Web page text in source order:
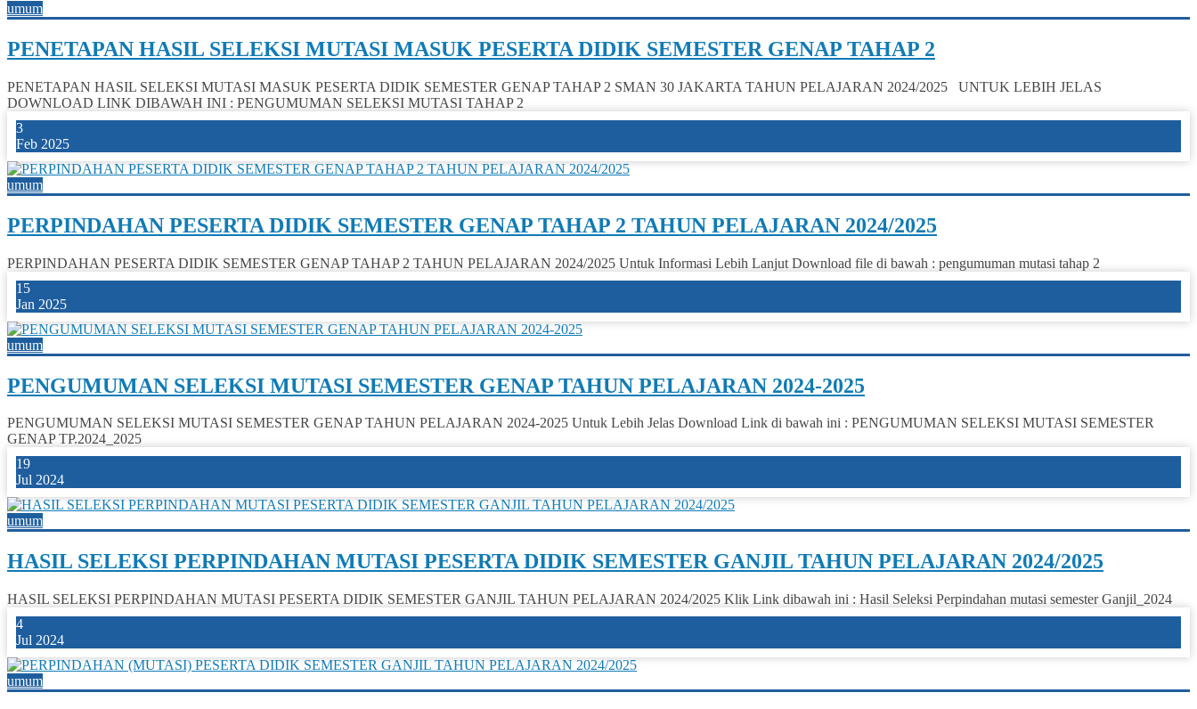
umum
PENETAPAN HASIL SELEKSI MUTASI MASUK PESERTA DIDIK SEMESTER GENAP TAHAP 2
PENETAPAN HASIL SELEKSI MUTASI MASUK PESERTA DIDIK SEMESTER GENAP TAHAP 2 SMAN 30 JAKARTA TAHUN PELAJARAN 2024/2025 UNTUK LEBIH JELAS
DOWNLOAD LINK DIBAWAH INI : PENGUMUMAN SELEKSI MUTASI TAHAP 2
3
Feb 2025
umum
PERPINDAHAN PESERTA DIDIK SEMESTER GENAP TAHAP 2 TAHUN PELAJARAN 2024/2025
PERPINDAHAN PESERTA DIDIK SEMESTER GENAP TAHAP 2 TAHUN PELAJARAN 2024/2025 Untuk Informasi Lebih Lanjut Download file di bawah : pengumuman mutasi tahap 2
15
Jan 2025
umum
PENGUMUMAN SELEKSI MUTASI SEMESTER GENAP TAHUN PELAJARAN 2024-2025
PENGUMUMAN SELEKSI MUTASI SEMESTER GENAP TAHUN PELAJARAN 2024-2025 Untuk Lebih Jelas Download Link di bawah ini : PENGUMUMAN SELEKSI MUTASI SEMESTER
GENAP TP.2024_2025
19
Jul 2024
umum
HASIL SELEKSI PERPINDAHAN MUTASI PESERTA DIDIK SEMESTER GANJIL TAHUN PELAJARAN 2024/2025
HASIL SELEKSI PERPINDAHAN MUTASI PESERTA DIDIK SEMESTER GANJIL TAHUN PELAJARAN 2024/2025 Klik Link dibawah ini : Hasil Seleksi Perpindahan mutasi semester Ganjil_2024
4
Jul 2024
umum